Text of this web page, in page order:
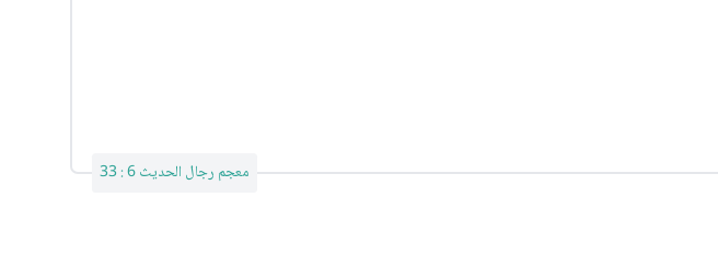
معجم رجال الحديث 6 : 33